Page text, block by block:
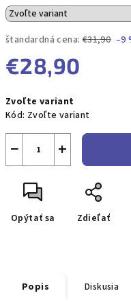
štandardná cena: €31,90 –9
€28,90
cena:
Zvoľte variant
Kód: Zvoľte variant
+
−
Opýtať sa Zdieľať
Popis Diskusia